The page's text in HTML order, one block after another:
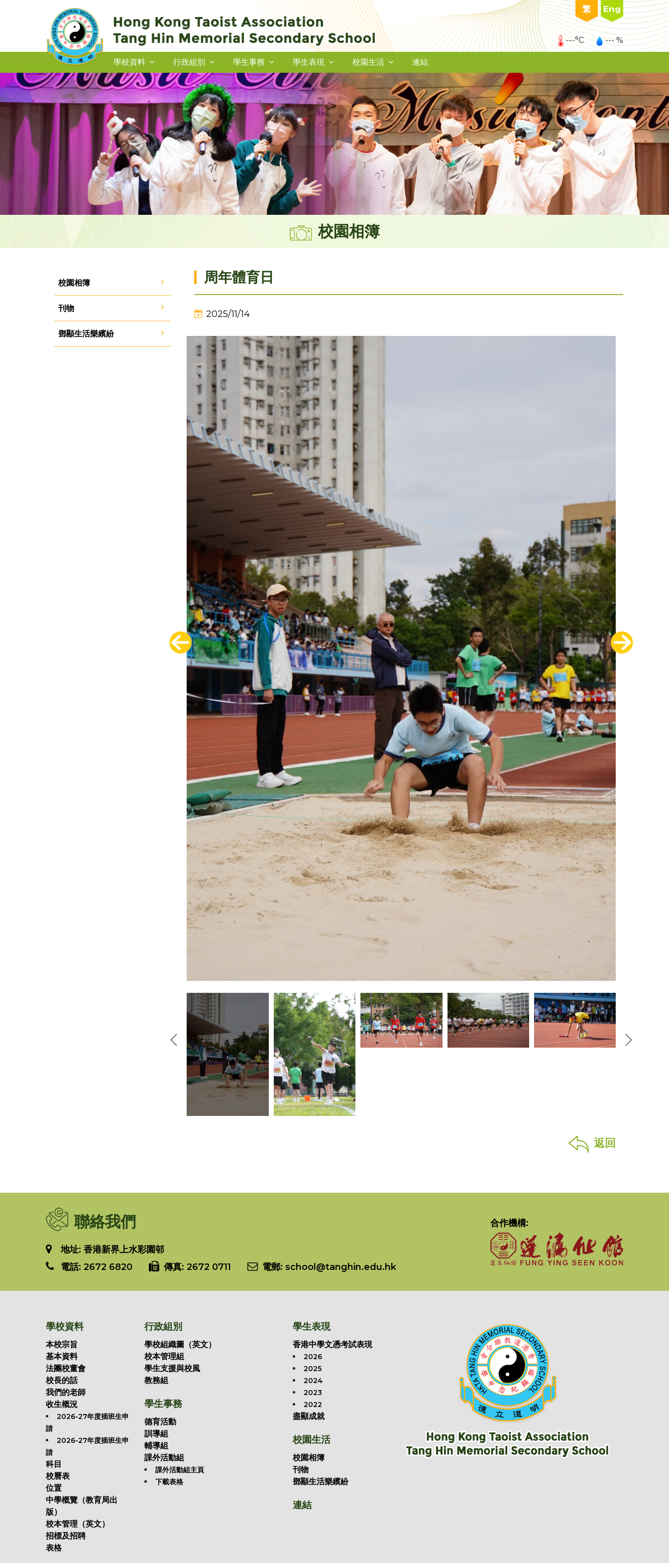
繁 Eng
---°C --- %
學校資料 行政組別 學生事務 學生表現 校園生活 連結
校園相簿
校園相簿
刊物
鄧顯生活樂繽紛
周年體育日
2025/11/14
返回
聯絡我們
地址: 香港新界上水彩園邨
電話: 2672 6820 傳真: 2672 0711 電郵: school@tanghin.edu.hk
合作機構:
學校資料
本校宗旨
基本資料
法團校董會
校長的話
我們的老師
收生概況
2026-27年度插班生申
請
2026-27年度插班生申
請
科目
校曆表
位置
中學概覽（教育局出
版）
校本管理（英文）
招標及招聘
表格
行政組別
學校組織圖（英文）
校本管理組
學生支援與校風
教務組
學生事務
德育活動
訓導組
輔導組
課外活動組
課外活動組主頁
下載表格
學生表現
香港中學文憑考試表現
2026
2025
2024
2023
2022
盡顯成就
校園生活
校園相簿
刊物
鄧顯生活樂繽紛
連結